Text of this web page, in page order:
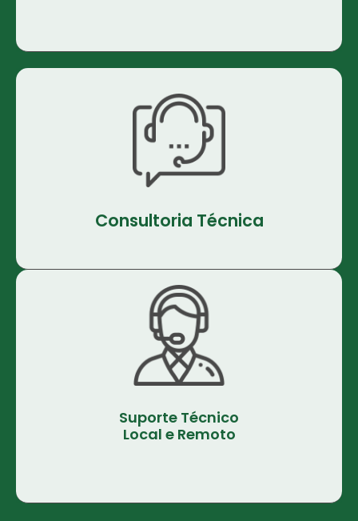
Consultoria Técnica
Suporte Técnico
Local e Remoto